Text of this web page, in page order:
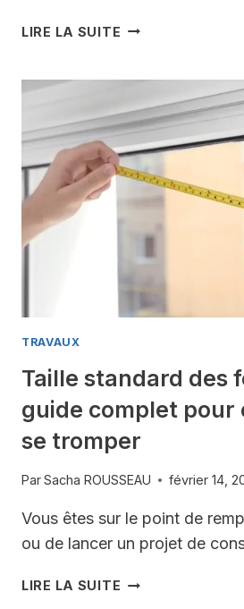
LIRE LA SUITE COMMENT
ANCIEN
:
LE
GUIDE
POUR
VIE
VOTRE
SOL
SANS
TRAVAUX
Taille standard des
guide complet pour
se tromper
ParSacha ROUSSEAU février 14,
Vous êtes sur le point de
ou de lancer un projet de
LIRE LA SUITE TAILLE